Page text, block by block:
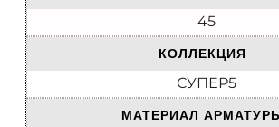
45
КОЛЛЕКЦИЯ
СУПЕР5
МАТЕРИАЛ